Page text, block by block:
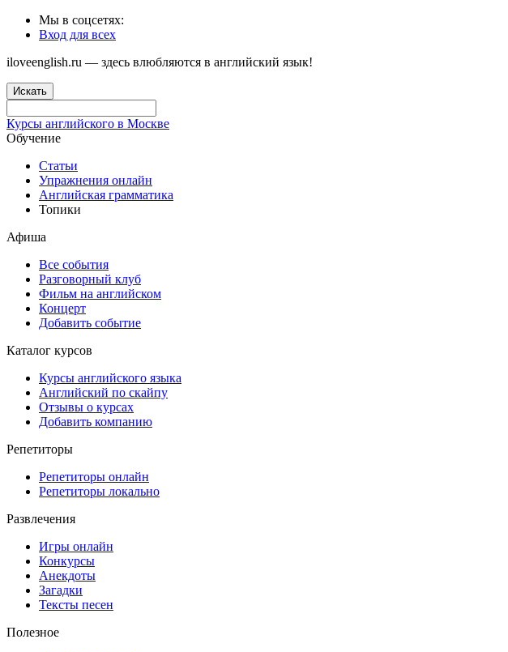
Мы в соцсетях:
Вход для всех
iloveenglish.ru — здесь влюбляются в английский язык!
Искать
Курсы английского в Москве
Обучение
Статьи
Упражнения онлайн
Английская грамматика
Топики
Афиша
Все события
Разговорный клуб
Фильм на английском
Концерт
Добавить событие
Каталог курсов
Курсы английского языка
Английский по скайпу
Отзывы о курсах
Добавить компанию
Репетиторы
Репетиторы онлайн
Репетиторы локально
Развлечения
Игры онлайн
Конкурсы
Анекдоты
Загадки
Тексты песен
Полезное